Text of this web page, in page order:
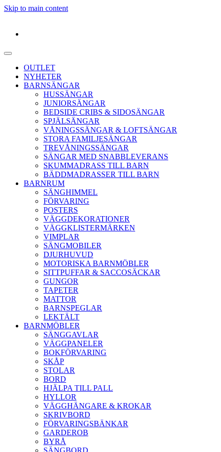
Skip to main content
OUTLET
NYHETER
BARNSÄNGAR
HUSSÄNGAR
JUNIORSÄNGAR
BEDSIDE CRIBS & SIDOSÄNGAR
SPJÄLSÄNGAR
VÅNINGSSÄNGAR & LOFTSÄNGAR
STORA FAMILJESÄNGAR
TREVÅNINGSSÄNGAR
SÄNGAR MED SNABBLEVERANS
SKUMMADRASS TILL BARN
BÄDDMADRASSER TILL BARN
BARNRUM
SÄNGHIMMEL
FÖRVARING
POSTERS
VÄGGDEKORATIONER
VÄGGKLISTERMÄRKEN
VIMPLAR
SÄNGMOBILER
DJURHUVUD
MOTORISKA BARNMÖBLER
SITTPUFFAR & SACCOSÄCKAR
GUNGOR
TAPETER
MATTOR
BARNSPEGLAR
LEKTÄLT
BARNMÖBLER
SÄNGGAVLAR
VÄGGPANELER
BOKFÖRVARING
SKÅP
STOLAR
BORD
HJÄLPA TILL PALL
HYLLOR
VÄGGHÄNGARE & KROKAR
SKRIVBORD
FÖRVARINGSBÄNKAR
GARDEROB
BYRÅ
SÄNGBORD